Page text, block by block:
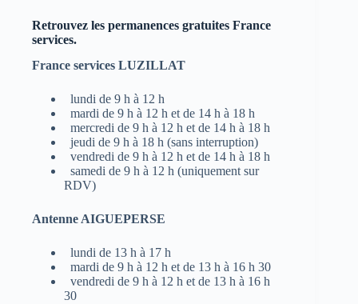
Retrouvez les permanences gratuites France
services.
France services LUZILLAT
lundi de 9 h à 12 h
mardi de 9 h à 12 h et de 14 h à 18 h
mercredi de 9 h à 12 h et de 14 h à 18 h
jeudi de 9 h à 18 h (sans interruption)
vendredi de 9 h à 12 h et de 14 h à 18 h
samedi de 9 h à 12 h (uniquement sur
RDV)
Antenne AIGUEPERSE
lundi de 13 h à 17 h
mardi de 9 h à 12 h et de 13 h à 16 h 30
vendredi de 9 h à 12 h et de 13 h à 16 h
30